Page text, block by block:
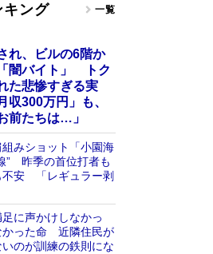
キング 一覧
れ、ビルの6階か
闇バイト」 トク
た悲惨すぎる実
300万円」も、
前たちは…」
組みショット「小園海
” 昨季の首位打者も
不安 「レギュラー剥
足に声かけしなかっ
かった命 近隣住民が
のが訓練の鉄則にな